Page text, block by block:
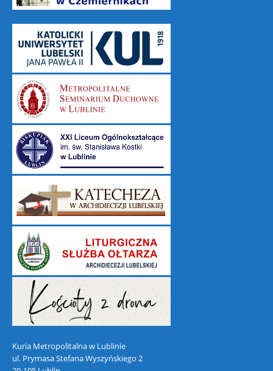
Kuria Metropolitalna w Lublinie
ul. Prymasa Stefana Wyszyńskiego 2